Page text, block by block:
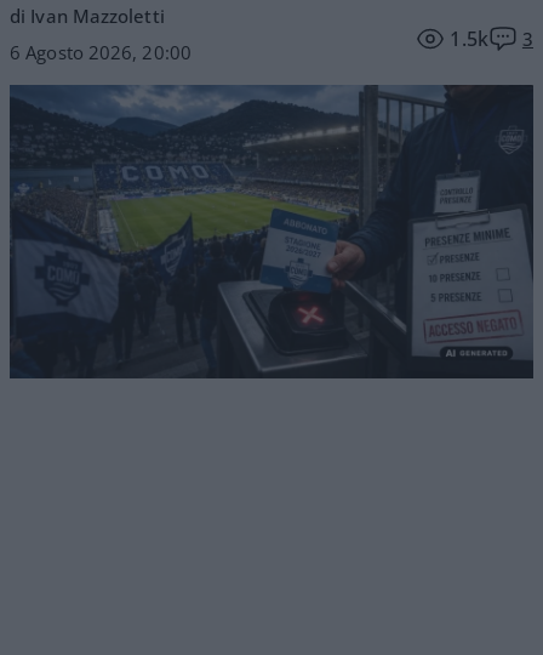
di Ivan Mazzoletti
6 Agosto 2026, 20:00
1.5k 3